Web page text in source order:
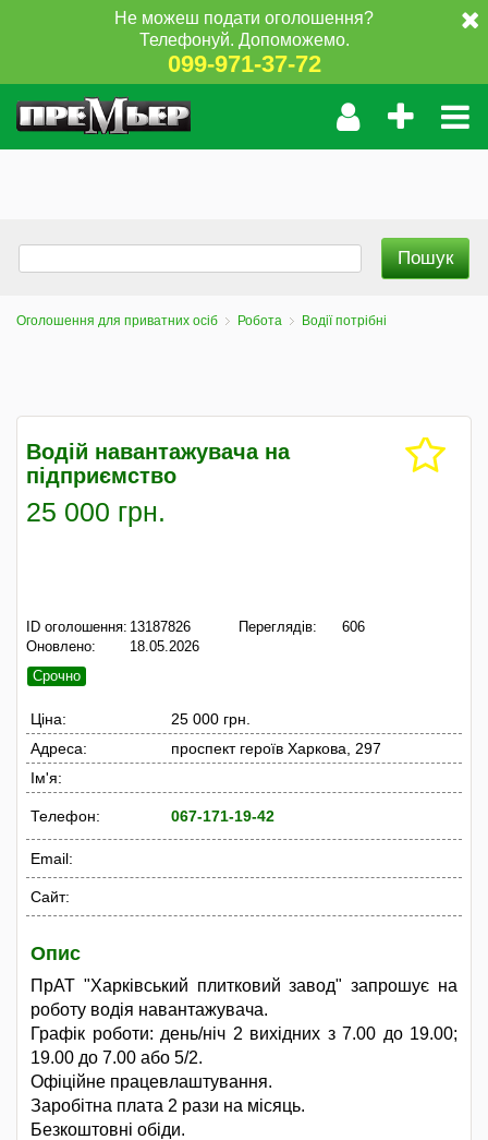
Не можеш подати оголошення?
Телефонуй. Допоможемо.
099-971-37-72
Оголошення для приватних осіб Робота Водії потрібні
Водій навантажувача на
підприємство
25 000 грн.
ID оголошення: 13187826
Оновлено:
18.05.2026
Переглядів: 606
Срочно
Ціна:
25 000 грн.
Адреса:
проспект героїв Харкова, 297
Ім'я:
Телефон: 067-171-19-42
Email:
Сайт:
Опис
ПрАТ "Харківський плитковий завод" запрошує на
роботу водія навантажувача.
Графік роботи: день/ніч 2 вихідних з 7.00 до 19.00;
19.00 до 7.00 або 5/2.
Офіційне працевлаштування.
Заробітна плата 2 рази на місяць.
Безкоштовні обіди.